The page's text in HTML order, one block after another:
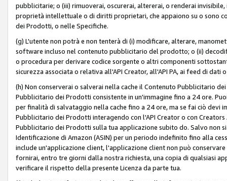
pubblicitarie; o (iii) rimuoverai, oscurerai, altererai, o renderai
proprietà intellettuale o di diritti proprietari, che appaiono su o sono
dei Prodotti, o nelle Specifiche.
(g) L'utente non potrà e non tenterà di (i) modificare, alterare,
software incluso nel contenuto pubblicitario del prodotto; o (ii)
o procedura per derivare codice sorgente o altri componenti
sicurezza associata o relativa all'API Creator, all'API PA, ai feed di
(h) Non conserverai o salverai nella cache il Contenuto Pubblicitario
Pubblicitario dei Prodotti consistente in un'immagine fino a 24 ore.
per finalità di salvataggio nella cache fino a 24 ore, ma se fai ciò
Pubblicitario dei Prodotti interagendo con l'API Creator o con
Pubblicitario dei Prodotti sulla tua applicazione subito do. Salvo non
Identificazione di Amazon (ASIN) per un periodo indefinito fino alla
include un'applicazione client, l'applicazione client non può
fornirai, entro tre giorni dalla nostra richiesta, una copia di qualsiasi
verificare il rispetto della presente Licenza da parte tua.